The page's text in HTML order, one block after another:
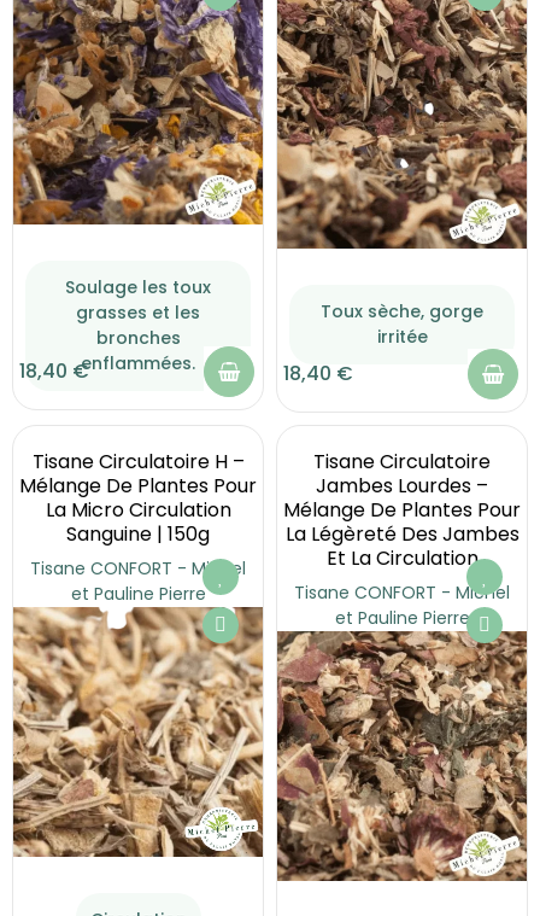
Soulage les toux
grasses et les
bronches
enflammées.
18,40 €
Toux sèche, gorge
irritée
18,40 €
Tisane Circulatoire H –
Mélange De Plantes Pour
La Micro Circulation
Sanguine | 150g
Tisane CONFORT - Michel
et Pauline Pierre
Tisane Circulatoire
Jambes Lourdes –
Mélange De Plantes Pour
La Légèreté Des Jambes
Et La Circulation
Tisane CONFORT - Michel
et Pauline Pierre